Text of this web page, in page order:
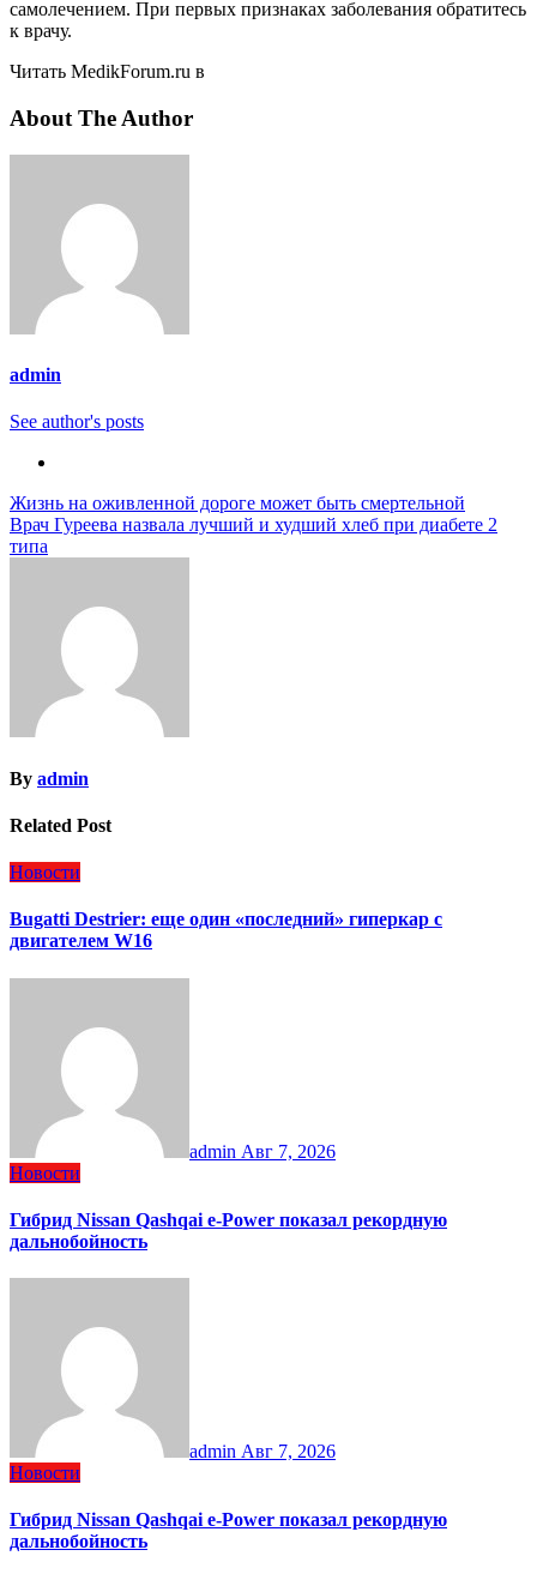
самолечением. При первых признаках заболевания обратитесь
к врачу.
Читать MedikForum.ru в
About The Author
admin
See author's posts
Навигация
по
Жизнь на оживленной дороге может быть смертельной
Врач Гуреева назвала лучший и худший хлеб при диабете 2
типа
By admin
Related Post
Новости
Bugatti Destrier: еще один «последний» гиперкар с
двигателем W16
admin Авг 7, 2026
Новости
Гибрид Nissan Qashqai e-Power показал рекордную
дальнобойность
admin Авг 7, 2026
Новости
Гибрид Nissan Qashqai e-Power показал рекордную
дальнобойность